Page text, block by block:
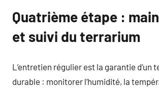
Quatrième étape :
et suivi du terrarium
L’entretien régulier est la garantie d’un
durable : monitorer l’humidité, la